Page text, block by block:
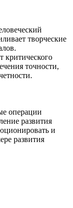
творческие
критического
точности,
операции
развития
и
развития